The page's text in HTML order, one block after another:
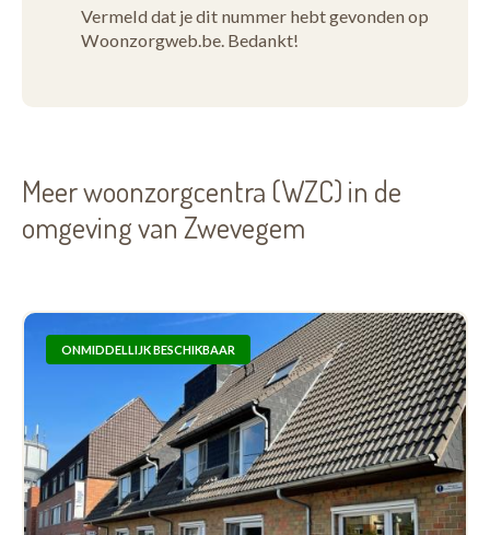
Vermeld dat je dit nummer hebt gevonden op
Woonzorgweb.be. Bedankt!
Meer woonzorgcentra (WZC) in de
omgeving van Zwevegem
ONMIDDELLIJK BESCHIKBAAR